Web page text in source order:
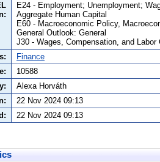
E24 - Employment; Unemployment;
Aggregate Human Capital
E60 - Macroeconomic Policy,
General Outlook: General
J30 - Wages, Compensation, and Labor
Finance
10588
Alexa Horváth
22 Nov 2024 09:13
22 Nov 2024 09:13